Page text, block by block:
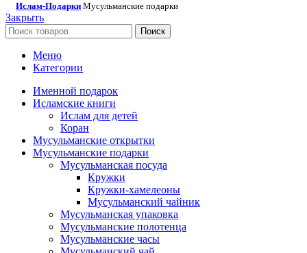
Ислам-Подарки Мусульманские подарки
Закрыть
Поиск
Меню
Категории
Именной подарок
Исламские книги
Ислам для детей
Коран
Мусульманские открытки
Мусульманские подарки
Мусульманская посуда
Кружки
Кружки-хамелеоны
Мусульманский чайник
Мусульманская упаковка
Мусульманские полотенца
Мусульманские часы